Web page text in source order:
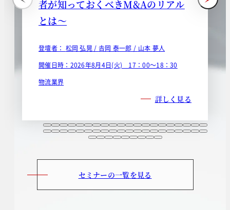
者が知っておくべきM&Aのリアル
とは～
登壇者： 松岡 弘晃 / 𠮷岡 泰一郎 / 山本 夢人
開催日時：2026年8月4日(火) 17：00～18：30
物流業界
詳しく見る
セミナーの一覧を見る